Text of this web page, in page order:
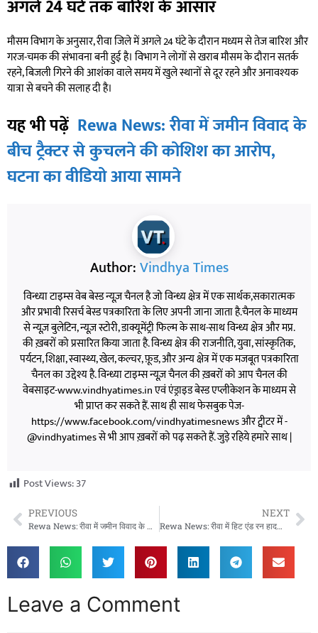
अगले 24 घंटे तक बारिश के आसार
मौसम विभाग के अनुसार, रीवा जिले में अगले 24 घंटे के दौरान मध्यम से तेज बारिश और
गरज-चमक की संभावना बनी हुई है। विभाग ने लोगों से खराब मौसम के दौरान सतर्क
रहने, बिजली गिरने की आशंका वाले समय में खुले स्थानों से दूर रहने और अनावश्यक
यात्रा से बचने की सलाह दी है।
यह भी पढ़ें Rewa News: रीवा में जमीन विवाद के
बीच ट्रैक्टर से कुचलने की कोशिश का आरोप,
घटना का वीडियो आया सामने
Author:Vindhya Times
विन्ध्या टाइम्स वेब बेस्ड न्यूज़ चैनल है जो विन्ध्य क्षेत्र में एक सार्थक,सकारात्मक
और प्रभावी रिसर्च बेस्ड पत्रकारिता के लिए अपनी जाना जाता है.चैनल के माध्यम
से न्यूज़ बुलेटिन, न्यूज़ स्टोरी, डाक्यूमेंट्री फिल्म के साथ-साथ विन्ध्य क्षेत्र और मप्र.
की ख़बरों को प्रसारित किया जाता है. विन्ध्य क्षेत्र की राजनीति, युवा, सांस्कृतिक,
पर्यटन, शिक्षा, स्वास्थ्य, खेल, कल्चर, फ़ूड, और अन्य क्षेत्र में एक मजबूत पत्रकारिता
चैनल का उद्देश्य है. विन्ध्या टाइम्स न्यूज़ चैनल की ख़बरों को आप चैनल की
वेबसाइट-www.vindhyatimes.in एवं एंड्राइड बेस्ड एप्लीकेशन के माध्यम से
भी प्राप्त कर सकते हैं. साथ ही साथ फेसबुक पेज-
https://www.facebook.com/vindhyatimesnews और ट्वीटर में -
@vindhyatimes से भी आप ख़बरों को पढ़ सकते हैं. जुड़े रहिये हमारे साथ |
Post Views:37
PREVIOUS
Rewa News: रीवा में जमीन विवाद के बीच ट्रैक्टर से कुचलने की कोशिश का आरोप, घटना का वीडियो आया सामने
NEXT
Rewa News: रीवा में हिट एंड रन हादसा, बोलेरो की टक्कर से बाइक सवार दो युवक घायल, पुलिस ने बचाई जान
Leave a Comment